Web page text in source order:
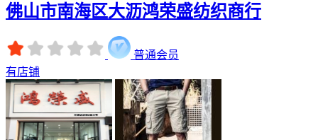
佛山市南海区大沥鸿荣盛纺织商行
普通会员
有店铺